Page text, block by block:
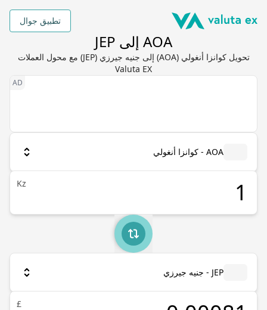
تطبيق جوال
AOA إلى JEP
تحويل كوانزا أنغولي (AOA) إلى جنيه جيرزي (JEP) مع محول العملات
Valuta EX
AOA - كوانزا أنغولي
Kz
JEP - جنيه جيرزي
£